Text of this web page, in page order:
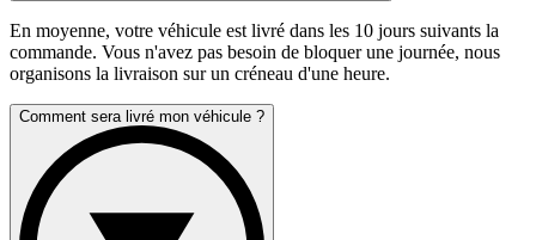
En moyenne, votre véhicule est livré dans les 10 jours suivants la
commande. Vous n'avez pas besoin de bloquer une journée, nous
organisons la livraison sur un créneau d'une heure.
Comment sera livré mon véhicule ?